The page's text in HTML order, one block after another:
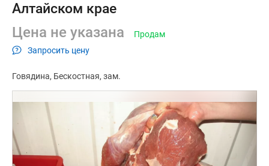
Алтайском крае
Цена не указана
Запросить цену
Продам
Говядина Бескостная зам.